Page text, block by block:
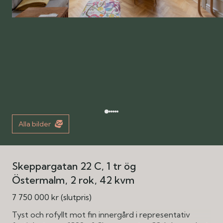
Alla bilder
Skeppargatan 22 C, 1 tr ög
Östermalm 2 rok 42 kvm
7 750 000 kr (slutpris)
Tyst och rofyllt mot fin innergård i representativ